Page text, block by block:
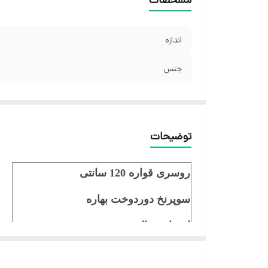
اندازه
جنس
توضیحات
روسری قواره 120 سانتی
سوپرنخ دوردوخت بهاره
ایستایی عالی